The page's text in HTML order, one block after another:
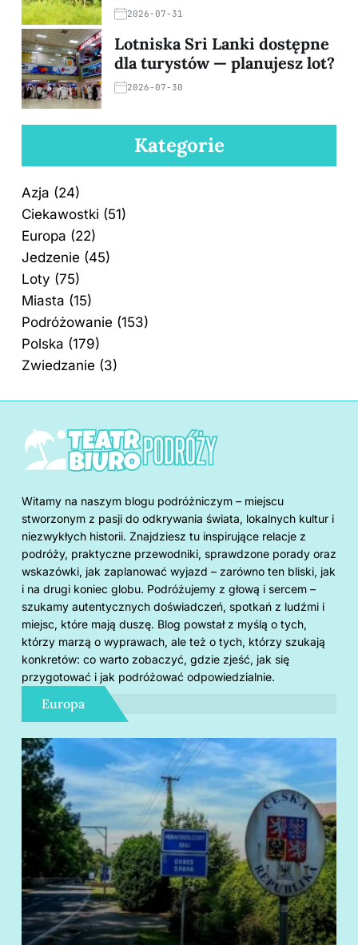
2026-07-31
Lotniska Sri Lanki dostępne
dla turystów — planujesz lot?
2026-07-30
Kategorie
Azja (24)
Ciekawostki (51)
Europa (22)
Jedzenie (45)
Loty (75)
Miasta (15)
Podróżowanie (153)
Polska (179)
Zwiedzanie (3)
Witamy na naszym blogu podróżniczym – miejscu
stworzonym z pasji do odkrywania świata, lokalnych kultur i
niezwykłych historii. Znajdziesz tu inspirujące relacje z
podróży, praktyczne przewodniki, sprawdzone porady oraz
wskazówki, jak zaplanować wyjazd – zarówno ten bliski, jak
i na drugi koniec globu. Podróżujemy z głową i sercem –
szukamy autentycznych doświadczeń, spotkań z ludźmi i
miejsc, które mają duszę. Blog powstał z myślą o tych,
którzy marzą o wyprawach, ale też o tych, którzy szukają
konkretów: co warto zobaczyć, gdzie zjeść, jak się
przygotować i jak podróżować odpowiedzialnie.
Europa